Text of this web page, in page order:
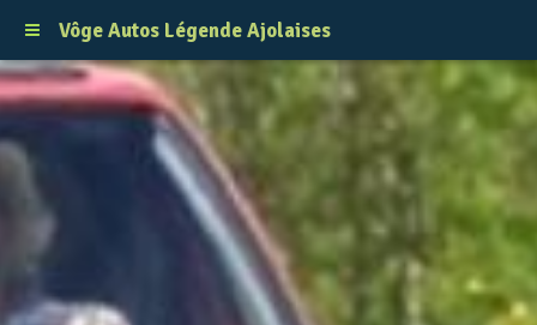
Vôge Autos Légende Ajolaises